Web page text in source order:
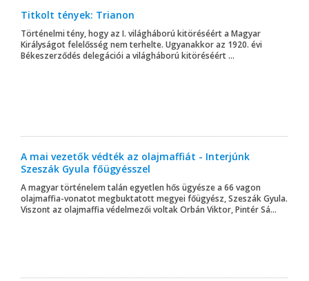
Titkolt tények: Trianon
Történelmi tény, hogy az I. világháború kitöréséért a Magyar
Királyságot felelősség nem terhelte. Ugyanakkor az 1920. évi
Békeszerződés delegációi a világháború kitöréséért ...
A mai vezetők védték az olajmaffiát - Interjúnk
Szeszák Gyula főügyésszel
A magyar történelem talán egyetlen hős ügyésze a 66 vagon
olajmaffia-vonatot megbuktatott megyei főügyész, Szeszák Gyula.
Viszont az olajmaffia védelmezői voltak Orbán Viktor, Pintér Sá...